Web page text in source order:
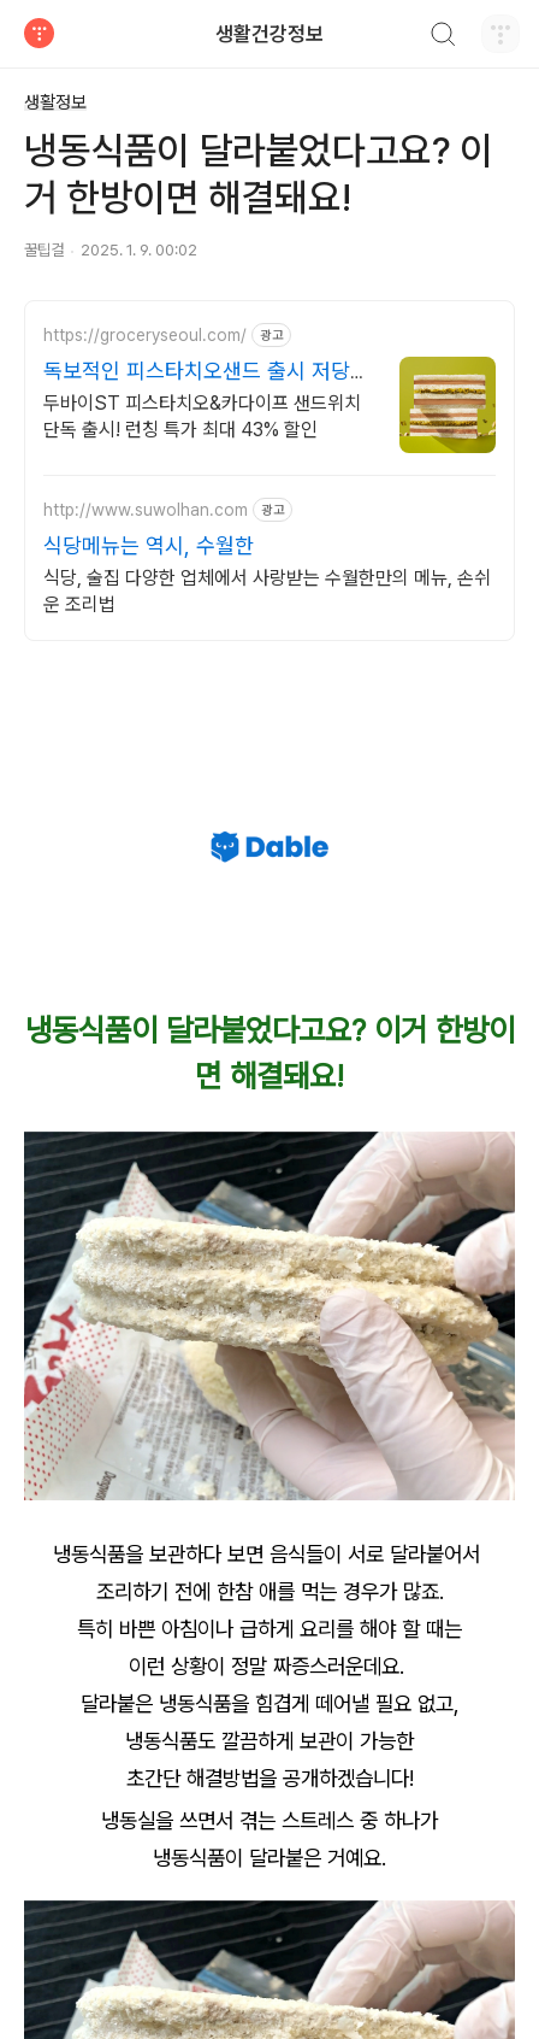
생활건강정보
생활정보
냉동식품이 달라붙었다고요? 이
거 한방이면 해결돼요!
꿀팁걸 2025. 1. 9. 00:02
https://groceryseoul.com/ 광고
독보적인 피스타치오샌드 출시 저당
+식이섬유로 건강하게
두바이ST 피스타치오&카다이프 샌드위치
단독 출시! 런칭 특가 최대 43% 할인
http://www.suwolhan.com 광고
식당메뉴는 역시, 수월한
식당, 술집 다양한 업체에서 사랑받는 수월한만의 메뉴, 손쉬
운 조리법
냉동식품이 달라붙었다고요? 이거 한방이
면 해결돼요!
냉동식품을 보관하다 보면 음식들이 서로 달라붙어서
조리하기 전에 한참 애를 먹는 경우가 많죠.
특히 바쁜 아침이나 급하게 요리를 해야 할 때는
이런 상황이 정말 짜증스러운데요.
달라붙은 냉동식품을 힘겹게 떼어낼 필요 없고,
냉동식품도 깔끔하게 보관이 가능한
초간단 해결방법을 공개하겠습니다!
냉동실을 쓰면서 겪는 스트레스 중 하나가
냉동식품이 달라붙은 거예요.